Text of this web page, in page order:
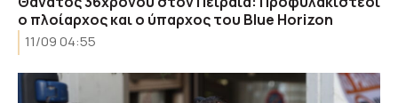
ο πλοίαρχος και ο ύπαρχος του Blue Horizon
11/09 04:55